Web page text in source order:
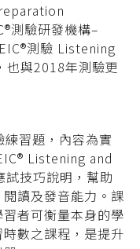
®測驗研發機構–
®測驗 Listening
也與2018年測驗更
練習題，內容為實
® Listening and
技巧說明，幫助
讀及發音能力。課
者可衡量本身的學
數之課程，是提升